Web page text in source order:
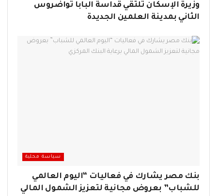
وزيرة الإسكان تلتقي قداسة البابا تواضروس
الثاني بمدينة العلمين الجديدة
سياسة محلية
بنك مصر يشارك في فعاليات “اليوم العالمي
للشباب” بعروض مجانية لتعزيز الشمول المالي